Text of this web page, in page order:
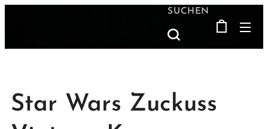
SUCHEN
Star Wars Zuckuss